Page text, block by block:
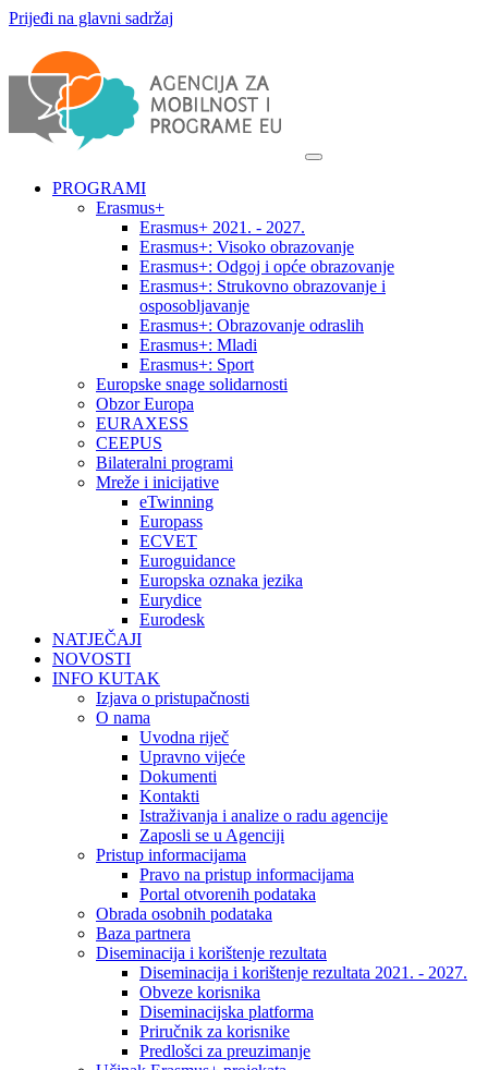
Prijeđi na glavni sadržaj
PROGRAMI
Erasmus+
Erasmus+ 2021. - 2027.
Erasmus+: Visoko obrazovanje
Erasmus+: Odgoj i opće obrazovanje
Erasmus+: Strukovno obrazovanje i
osposobljavanje
Erasmus+: Obrazovanje odraslih
Erasmus+: Mladi
Erasmus+: Sport
Europske snage solidarnosti
Obzor Europa
EURAXESS
CEEPUS
Bilateralni programi
Mreže i inicijative
eTwinning
Europass
ECVET
Euroguidance
Europska oznaka jezika
Eurydice
Eurodesk
NATJEČAJI
NOVOSTI
INFO KUTAK
Izjava o pristupačnosti
O nama
Uvodna riječ
Upravno vijeće
Dokumenti
Kontakti
Istraživanja i analize o radu agencije
Zaposli se u Agenciji
Pristup informacijama
Pravo na pristup informacijama
Portal otvorenih podataka
Obrada osobnih podataka
Baza partnera
Diseminacija i korištenje rezultata
Diseminacija i korištenje rezultata 2021. - 2027.
Obveze korisnika
Diseminacijska platforma
Priručnik za korisnike
Predlošci za preuzimanje